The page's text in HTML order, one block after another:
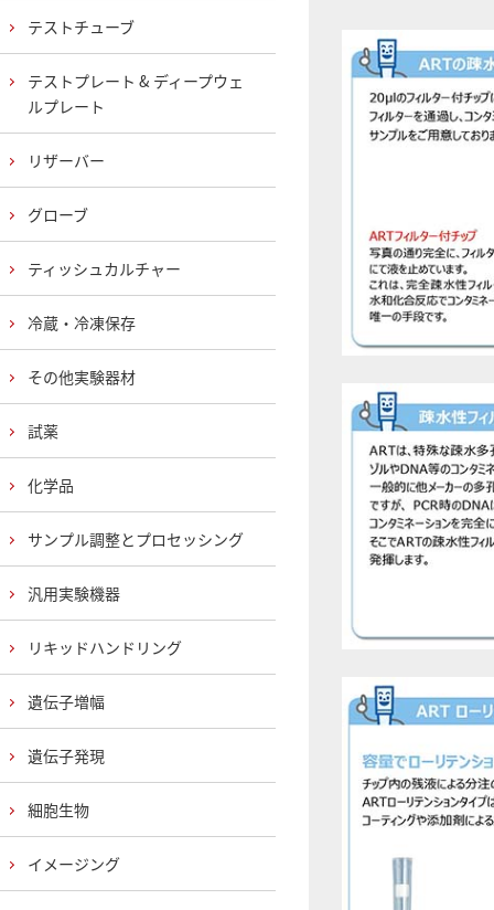
テストチューブ
テストプレート & ディープウェ
ルプレート
リザーバー
グローブ
ティッシュカルチャー
冷蔵・冷凍保存
その他実験器材
試薬
化学品
サンプル調整とプロセッシング
汎用実験機器
リキッドハンドリング
遺伝子増幅
遺伝子発現
細胞生物
イメージング